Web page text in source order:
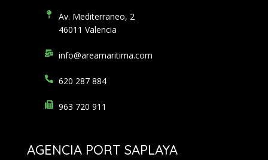
Av. Mediterraneo, 2
46011 Valencia
info@areamaritima.com
620 287 884
963 720 911
AGENCIA PORT SAPLAYA